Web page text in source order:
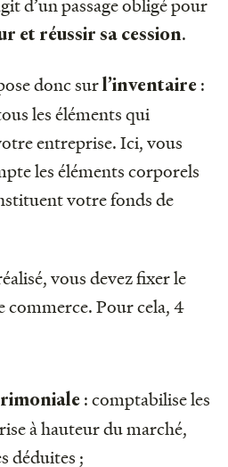
d’un passage obligé pour
et réussir sa cession.
donc surl’inventaire :
les éléments qui
entreprise. Ici, vous
les éléments corporels
votre fonds de
vous devez fixer le
commerce. Pour cela, 4
: comptabilise les
à hauteur du marché,
déduites ;